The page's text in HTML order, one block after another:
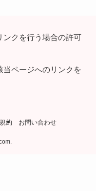
ンクを行う場合の許可
当ページへのリンクを
約 お問い合わせ